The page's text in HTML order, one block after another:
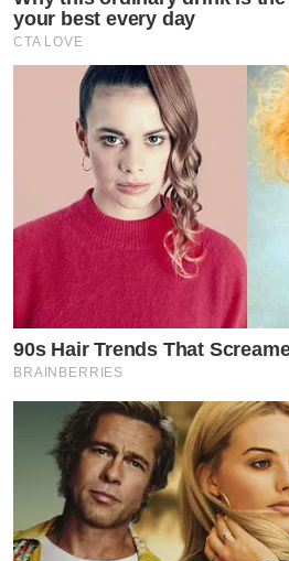
your best every day
CTA LOVE
90s Hair Trends That
BRAINBERRIES